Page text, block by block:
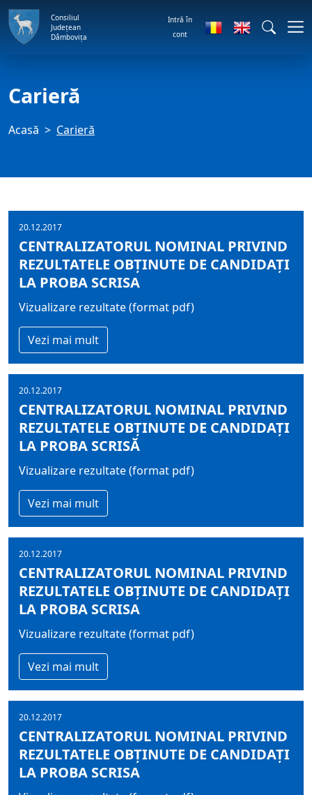
Consiliul
Județean
Dâmbovița
Intră în
cont
Carieră
Acasă Carieră
20.12.2017
CENTRALIZATORUL NOMINAL PRIVIND
REZULTATELE OBŢINUTE DE CANDIDAŢI
LA PROBA SCRISA
Vizualizare rezultate (format pdf)
Vezi mai mult
20.12.2017
CENTRALIZATORUL NOMINAL PRIVIND
REZULTATELE OBŢINUTE DE CANDIDAŢI
LA PROBA SCRISĂ
Vizualizare rezultate (format pdf)
Vezi mai mult
20.12.2017
CENTRALIZATORUL NOMINAL PRIVIND
REZULTATELE OBŢINUTE DE CANDIDAŢI
LA PROBA SCRISA
Vizualizare rezultate (format pdf)
Vezi mai mult
20.12.2017
CENTRALIZATORUL NOMINAL PRIVIND
REZULTATELE OBŢINUTE DE CANDIDAŢI
LA PROBA SCRISA